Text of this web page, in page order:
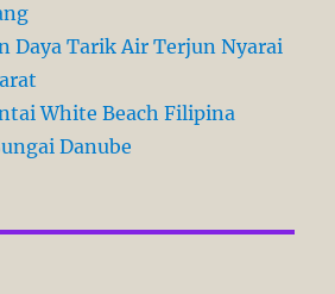
Daya Tarik Air Terjun Nyarai
White Beach Filipina
Danube